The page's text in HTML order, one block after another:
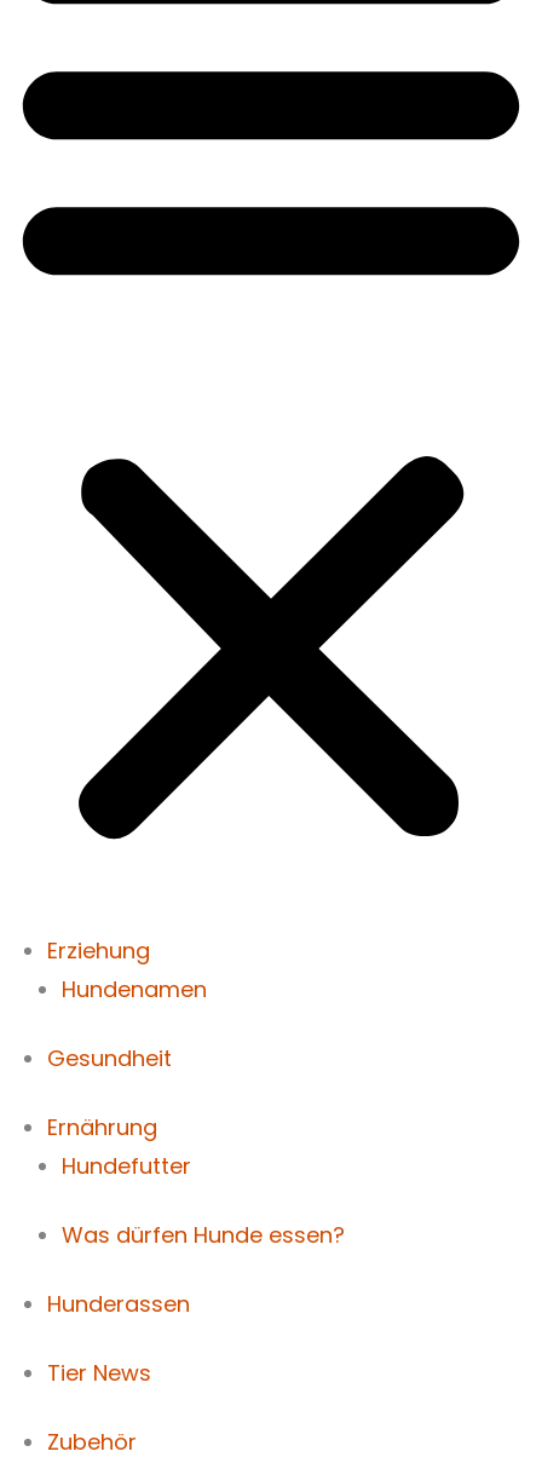
Erziehung
Hundenamen
Gesundheit
Ernährung
Hundefutter
Was dürfen Hunde essen?
Hunderassen
Tier News
Zubehör